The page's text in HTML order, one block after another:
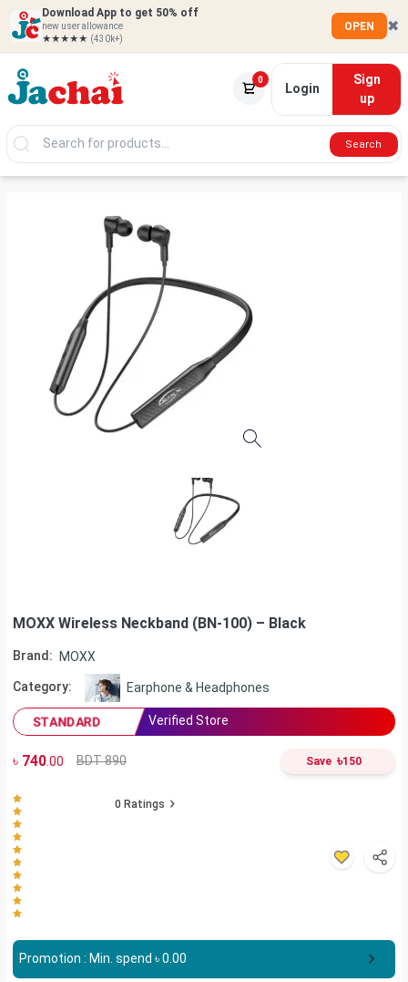
Download App to get 50% off
new user allowance
★★★★★ (430k+)
OPEN ✖
0
Login
Sign
up
Search
MOXX Wireless Neckband (BN-100) – Black
Brand: MOXX
Category: Earphone & Headphones
STANDARD Verified Store
৳ 740.00 BDT 890 Save ৳150
0 Ratings
Promotion : Min. spend ৳0.00